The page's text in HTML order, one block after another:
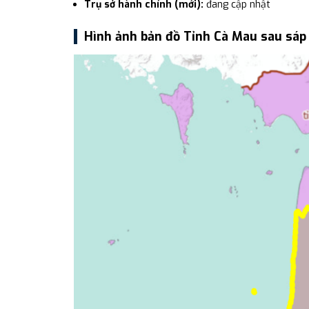
Trụ sở hành chính (mới): đang cập nhật
Hình ảnh bản đồ Tỉnh Cà Mau sau